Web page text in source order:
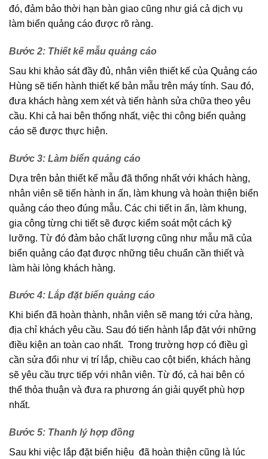
đó, đảm bảo thời hạn bàn giao cũng như giá cả dịch vụ
làm biển quảng cáo được rõ ràng.
Bước 2: Thiết kế mẫu quảng cáo
Sau khi khảo sát đầy đủ, nhân viên thiết kế của Quảng cáo
Hùng sẽ tiến hành thiết kế bản mẫu trên máy tính. Sau đó,
đưa khách hàng xem xét và tiến hành sửa chữa theo yêu
cầu. Khi cả hai bên thống nhất, việc thi công biển quảng
cáo sẽ được thực hiện.
Bước 3: Làm biển quảng cáo
Dựa trên bản thiết kế mẫu đã thống nhất với khách hàng,
nhân viên sẽ tiến hành in ấn, làm khung và hoàn thiện biển
quảng cáo theo đúng mẫu. Các chi tiết in ấn, làm khung,
gia công từng chi tiết sẽ được kiểm soát một cách kỹ
lưỡng. Từ đó đảm bảo chất lượng cũng như mẫu mã của
biển quảng cáo đạt được những tiêu chuẩn cần thiết và
làm hài lòng khách hàng.
Bước 4: Lắp đặt biển quảng cáo
Khi biển đã hoàn thành, nhân viên sẽ mang tới cửa hàng,
địa chỉ khách yêu cầu. Sau đó tiến hành lắp đặt với những
điều kiện an toàn cao nhất. Trong trường hợp có điều gì
cần sửa đổi như vị trí lắp, chiều cao cột biển, khách hàng
sẽ yêu cầu trực tiếp với nhân viên. Từ đó, cả hai bên có
thể thỏa thuận và đưa ra phương án giải quyết phù hợp
nhất.
Bước 5: Thanh lý hợp đồng
Sau khi việc lắp đặt biển hiệu đã hoàn thiện cũng là lúc